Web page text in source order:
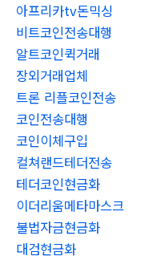
아프리카tv돈믹싱
비트코인전송대행
알트코인퀵거래
장외거래업체
트론 리플코인전송
코인전송대행
코인이체구입
컬쳐랜드테더전송
테더코인현금화
이더리움메타마스크
불법자금현금화
대검현금화